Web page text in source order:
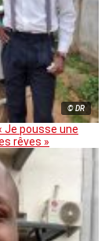
© DR
Je pousse une
rêves »